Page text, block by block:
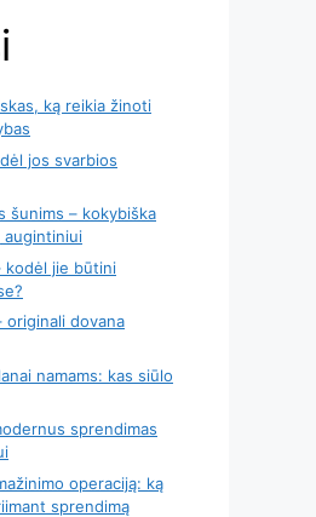
ką reikia žinoti
jos svarbios
šunims – kokybiška
augintiniui
kodėl jie būtini
originali dovana
namams: kas siūlo
sprendimas
operaciją: ką
sprendimą